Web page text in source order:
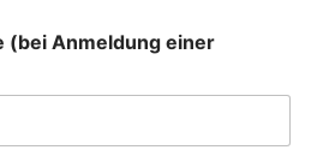
(bei Anmeldung einer